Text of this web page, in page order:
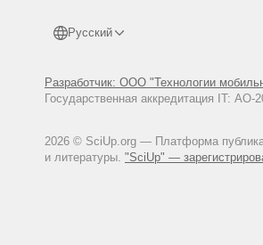
Русский
Разработчик: ООО "Технологии
Государственная аккредитация IT:
2026 © SciUp.org — Платформа
и литературы. "SciUp" —